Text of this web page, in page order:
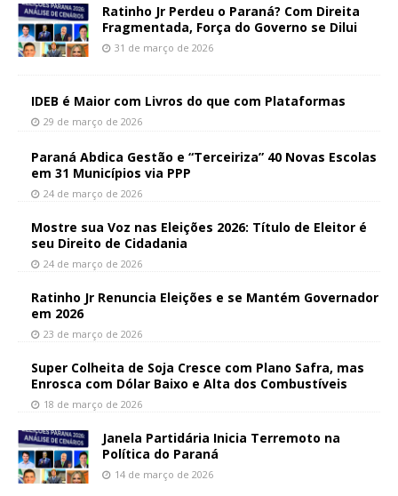
Ratinho Jr Perdeu o Paraná? Com Direita
Fragmentada, Força do Governo se Dilui
31 de março de 2026
IDEB é Maior com Livros do que com Plataformas
29 de março de 2026
Paraná Abdica Gestão e “Terceiriza” 40 Novas Escolas
em 31 Municípios via PPP
24 de março de 2026
Mostre sua Voz nas Eleições 2026: Título de Eleitor é
seu Direito de Cidadania
24 de março de 2026
Ratinho Jr Renuncia Eleições e se Mantém Governador
em 2026
23 de março de 2026
Super Colheita de Soja Cresce com Plano Safra, mas
Enrosca com Dólar Baixo e Alta dos Combustíveis
18 de março de 2026
Janela Partidária Inicia Terremoto na
Política do Paraná
14 de março de 2026